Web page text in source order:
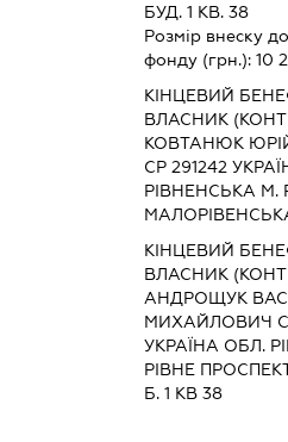
БУД. 1 КВ. 38
Розмір внеску
фонду (грн.): 10
КІНЦЕВИЙ
ВЛАСНИК
КОВТАНЮК
СР 291242
РІВНЕНСЬКА М.
КІНЦЕВИЙ
ВЛАСНИК
АНДРОЩУК
МИХАЙЛОВИЧ
УКРАЇНА ОБЛ.
РІВНЕ
Б. 1 КВ 38